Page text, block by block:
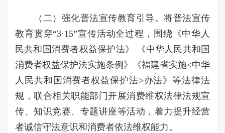
（二）强化普法宣传教育引导。将普法宣传
教育贯穿“3·15”宣传活动全过程，围绕《中华人
民共和国消费者权益保护法》 《中华人民共和国
消费者权益保护法实施条例》《福建省实施<中华
人民共和国消费者权益保护法>办法》等法律法
规，联合相关职能部门开展消费维权法律法规宣
传、知识竞赛、专题讲座等活动，着力提升经营
者诚信守法意识和消费者依法维权能力。